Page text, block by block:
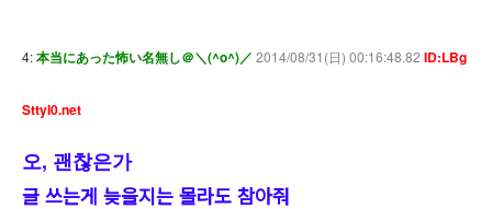
4:本当にあった怖い名無し＠＼(^o^)／ 2014/08/31(日) 00:16:48.82 ID:LBg
SttyI0.net
오, 괜찮은가
글 쓰는게 늦을지는 몰라도 참아줘